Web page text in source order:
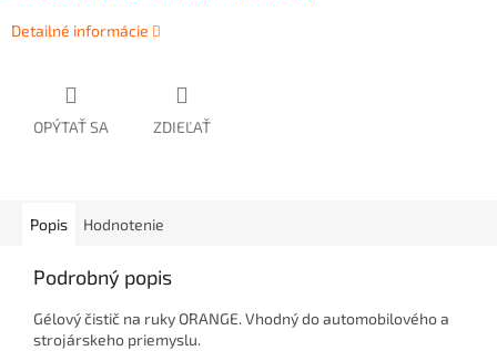
Detailné informácie
OPÝTAŤ SA ZDIEĽAŤ
Popis Hodnotenie
Podrobný popis
Gélový čistič na ruky ORANGE. Vhodný do automobilového a
strojárskeho priemyslu.